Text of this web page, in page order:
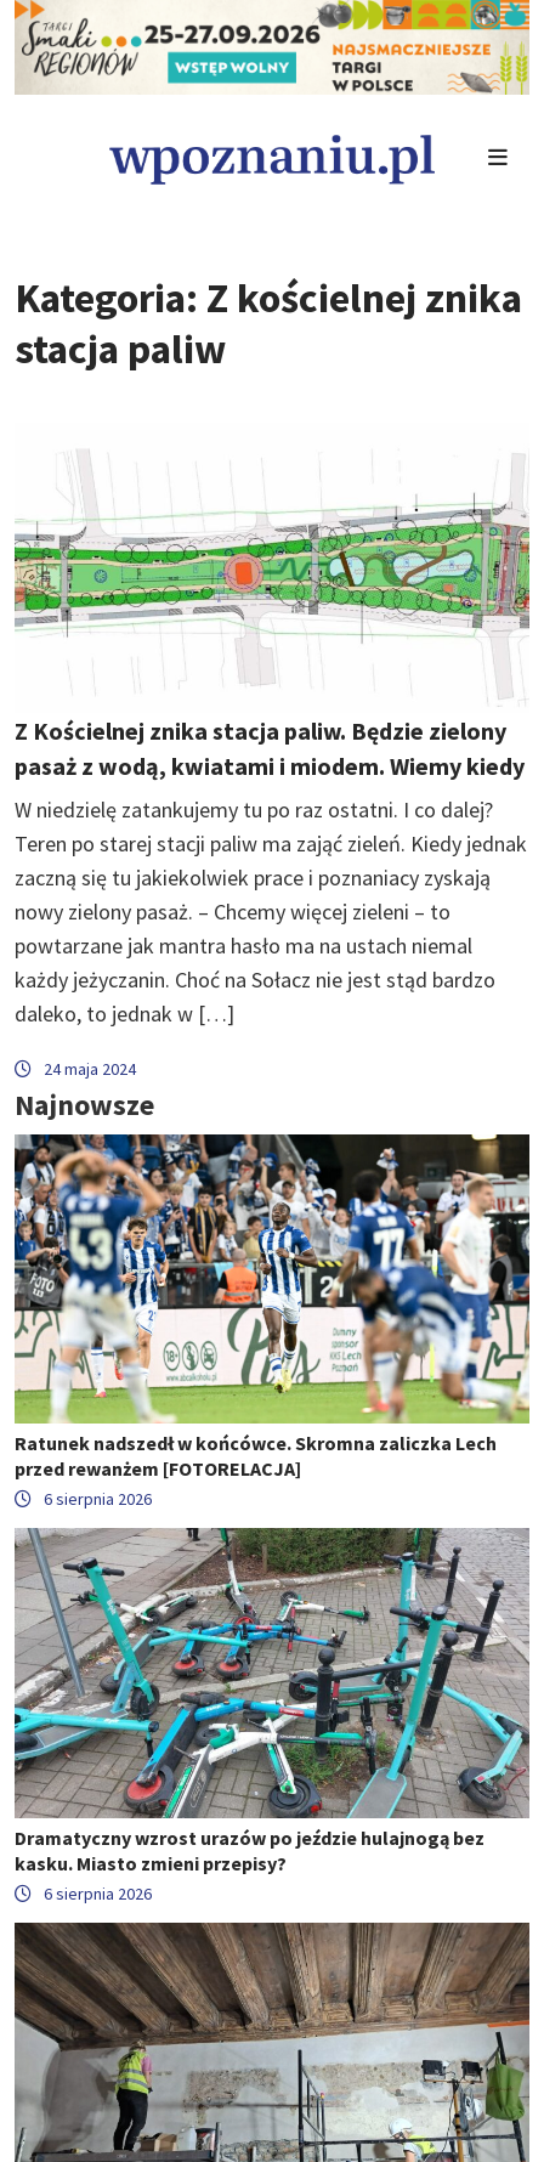
Kategoria: Z kościelnej znika
stacja paliw
Z Kościelnej znika stacja paliw. Będzie zielony
pasaż z wodą, kwiatami i miodem. Wiemy kiedy
W niedzielę zatankujemy tu po raz ostatni. I co dalej?
Teren po starej stacji paliw ma zająć zieleń. Kiedy jednak
zaczną się tu jakiekolwiek prace i poznaniacy zyskają
nowy zielony pasaż. – Chcemy więcej zieleni – to
powtarzane jak mantra hasło ma na ustach niemal
każdy jeżyczanin. Choć na Sołacz nie jest stąd bardzo
daleko, to jednak w […]
24 maja 2024
Najnowsze
Ratunek nadszedł w końcówce. Skromna zaliczka Lech
przed rewanżem [FOTORELACJA]
6 sierpnia 2026
Dramatyczny wzrost urazów po jeździe hulajnogą bez
kasku. Miasto zmieni przepisy?
6 sierpnia 2026